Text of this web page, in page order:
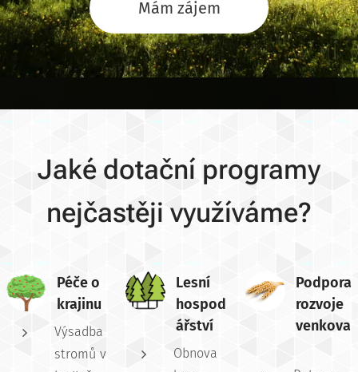
Mám zájem
Jaké dotační programy
nejčastěji využíváme?
Péče o
krajinu
Výsadba
stromů v
Lesní
hospod
ářství
Obnova
Podpora
rozvoje
venkova